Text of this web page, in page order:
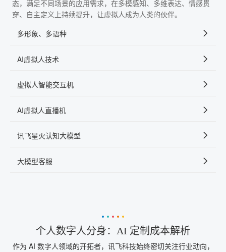
态，满足不同场景的应用需求，在多模感知、多维表达、情感贯
穿、自主定义上持续提升，让虚拟人成为人类的伙伴。
多形象、多语种
AI虚拟人技术
虚拟人智能交互机
AI虚拟人直播机
讯飞星火认知大模型
大模型客服
个人数字人分身：AI 定制成本解析
作为 AI 数字人领域的开拓者，讯飞科技始终密切关注行业动向，